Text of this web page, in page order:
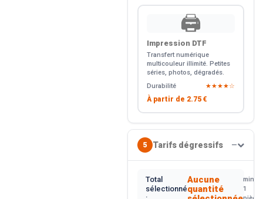
🖨️
Impression DTF
Transfert numérique
multicouleur illimité. Petites
séries, photos, dégradés.
Durabilité
★★★★☆
À partir de 2.75 €
5 Tarifs dégressifs —
Total
sélectionné
Aucune
quantité
min.
1